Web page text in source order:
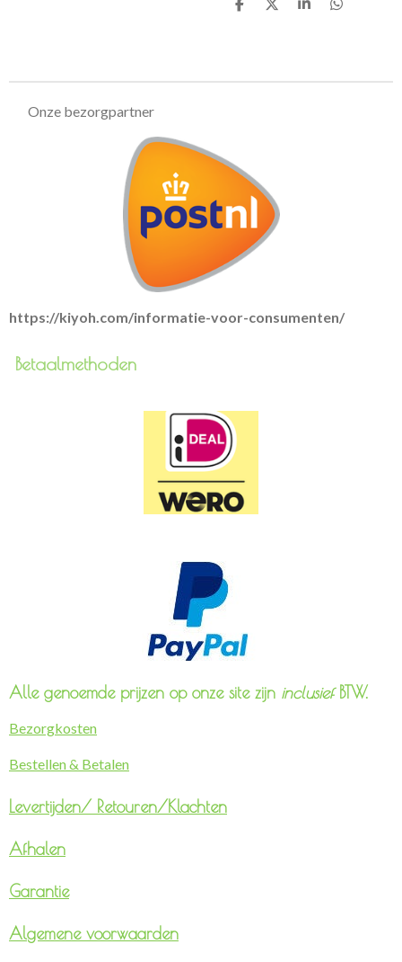
D
D
S
D
Onze bezorgpartner
https://kiyoh.com/informatie-voor-consumenten/
Betaalmethoden
Alle genoemde prijzen op onze site zijn inclusiefBTW.
Bezorgkosten
Bestellen & Betalen
Levertijden/ Retouren/Klachten
Afhalen
Garantie
Algemene voorwaarden